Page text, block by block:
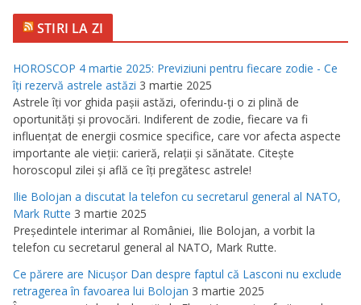
STIRI LA ZI
HOROSCOP 4 martie 2025: Previziuni pentru fiecare zodie - Ce
îţi rezervă astrele astăzi 3 martie 2025
Astrele îţi vor ghida paşii astăzi, oferindu-ţi o zi plină de
oportunităţi şi provocări. Indiferent de zodie, fiecare va fi
influenţat de energii cosmice specifice, care vor afecta aspecte
importante ale vieţii: carieră, relaţii şi sănătate. Citeşte
horoscopul zilei şi află ce îţi pregătesc astrele!
Ilie Bolojan a discutat la telefon cu secretarul general al NATO,
Mark Rutte 3 martie 2025
Preşedintele interimar al României, Ilie Bolojan, a vorbit la
telefon cu secretarul general al NATO, Mark Rutte.
Ce părere are Nicuşor Dan despre faptul că Lasconi nu exclude
retragerea în favoarea lui Bolojan 3 martie 2025